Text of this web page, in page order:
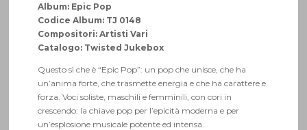
Album: Epic Pop
Codice Album: TJ 0148
Compositori: Artisti Vari
Catalogo: Twisted Jukebox
Questo sì che è “Epic Pop”: un pop che unisce, che ha
un’anima forte, che trasmette energia e che ha carattere e
forza. Voci soliste, maschili e femminili, con cori in
crescendo: la chiave pop per l’epicità moderna e per
un’esplosione musicale potente ed intensa.